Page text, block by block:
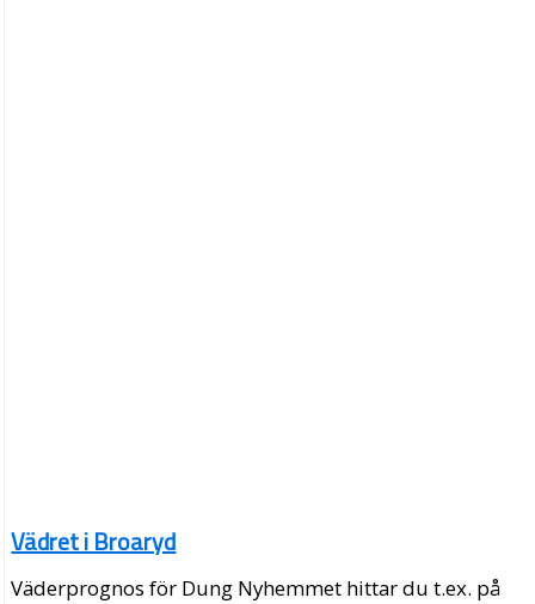
Vädret i Broaryd
Väderprognos för Dung Nyhemmet hittar du t.ex. på